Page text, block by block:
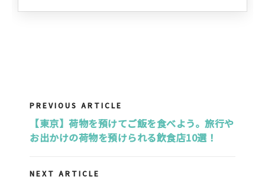
PREVIOUS ARTICLE
【東京】荷物を預けてご飯を食べよう。旅行や
お出かけの荷物を預けられる飲食店10選！
NEXT ARTICLE